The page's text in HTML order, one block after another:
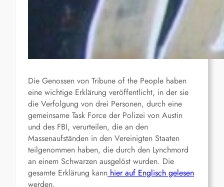
Die Genossen von Tribune of the People haben
eine wichtige Erklärung veröffentlicht, in der sie
die Verfolgung von drei Personen, durch eine
gemeinsame Task Force der Polizei von Austin
und des FBI, verurteilen, die an den
Massenaufständen in den Vereinigten Staaten
teilgenommen haben, die durch den Lynchmord
an einem Schwarzen ausgelöst wurden. Die
gesamte Erklärung kann hier auf Englisch gelesen
werden.